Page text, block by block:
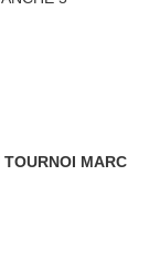
MARC